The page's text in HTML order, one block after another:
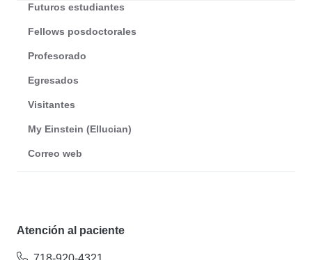
Futuros estudiantes
Fellows posdoctorales
Profesorado
Egresados
Visitantes
My Einstein (Ellucian)
Correo web
Atención al paciente